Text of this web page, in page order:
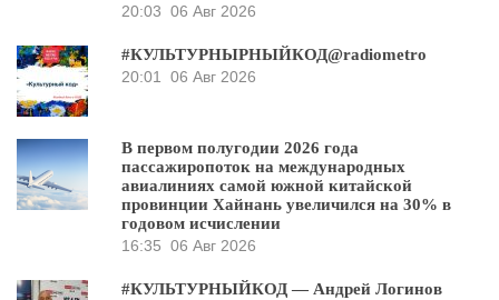
20:03 06 Авг 2026
#КУЛЬТУРНЫРНЫЙКОД@radiometro
20:01
06 Авг 2026
В первом полугодии 2026 года
пассажиропоток на международных
авиалиниях самой южной китайской
провинции Хайнань увеличился на 30% в
годовом исчислении
16:35 06 Авг 2026
#КУЛЬТУРНЫЙКОД — Андрей Логинов